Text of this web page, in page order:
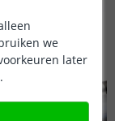
NIEUW
we
later